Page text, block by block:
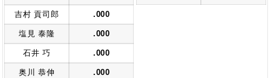
吉村 貢司郎 .000
塩見 泰隆 .000
石井 巧 .000
奥川 恭伸 .000